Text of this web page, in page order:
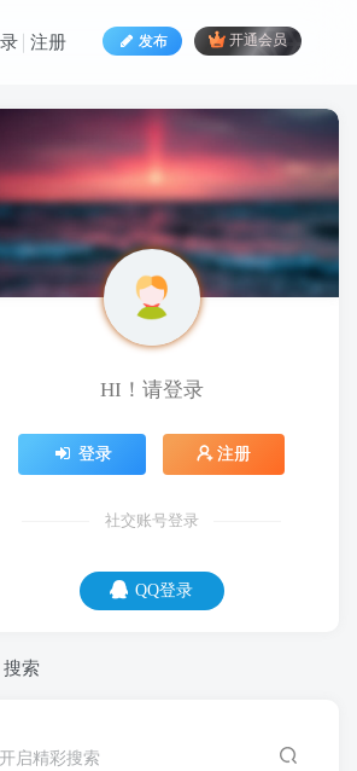
发布 开通会员
注册
HI！请登录
登录 注册
社交账号登录
QQ登录
搜索
开启精彩搜索
HI！请登录
登录 注册
社交账号登录
QQ登录
当你上厕所没纸的时候，就会知道为什